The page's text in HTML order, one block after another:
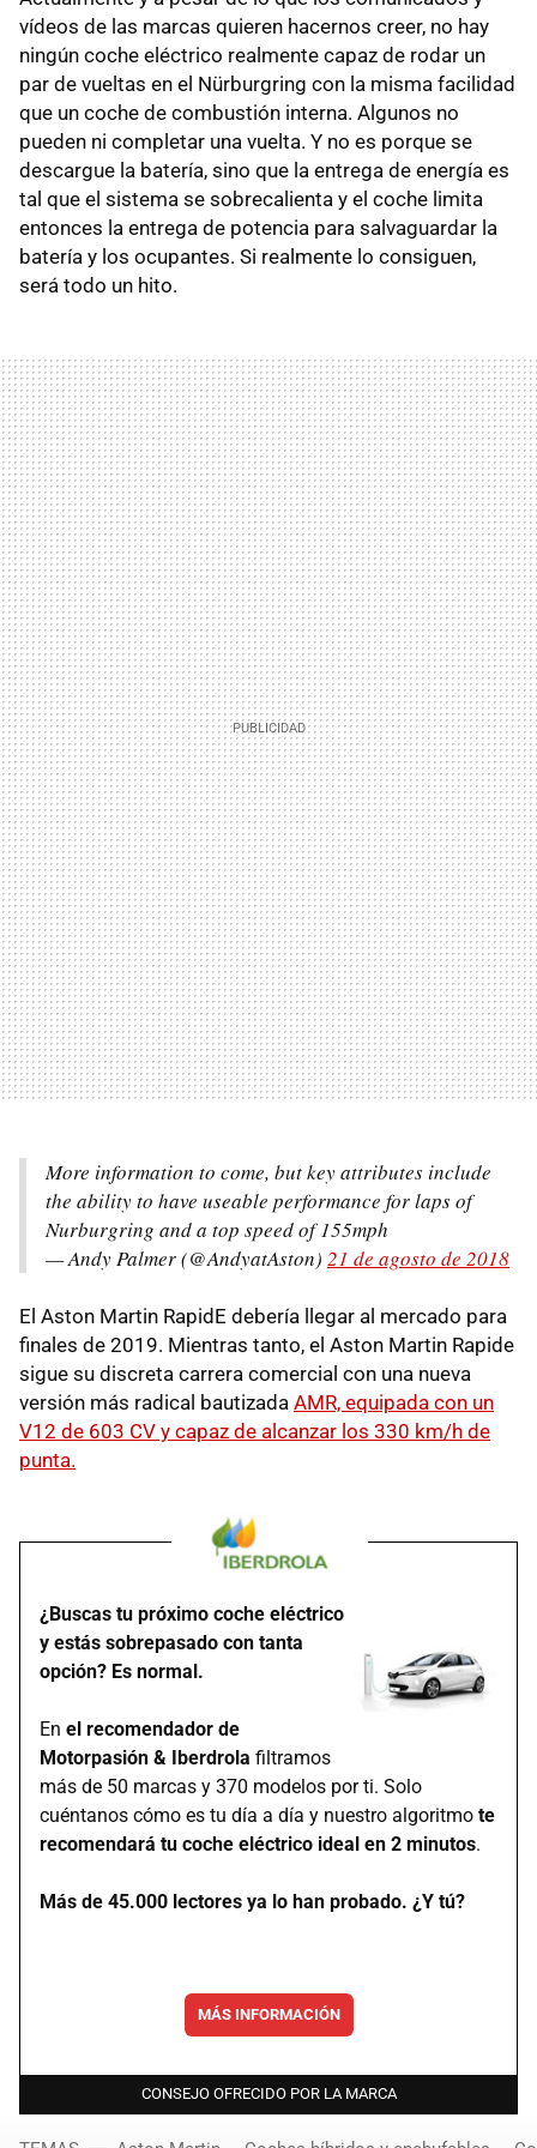
vídeos de las marcas quieren hacernos creer, no hay
ningún coche eléctrico realmente capaz de rodar un
par de vueltas en el Nürburgring con la misma facilidad
que un coche de combustión interna. Algunos no
pueden ni completar una vuelta. Y no es porque se
descargue la batería, sino que la entrega de energía es
tal que el sistema se sobrecalienta y el coche limita
entonces la entrega de potencia para salvaguardar la
batería y los ocupantes. Si realmente lo consiguen,
será todo un hito.
More information to come, but key attributes include
the ability to have useable performance for laps of
Nurburgring and a top speed of 155mph
— Andy Palmer (@AndyatAston) 21 de agosto de 2018
El Aston Martin RapidE debería llegar al mercado para
finales de 2019. Mientras tanto, el Aston Martin Rapide
sigue su discreta carrera comercial con una nueva
versión más radical bautizada AMR, equipada con un
V12 de 603 CV y capaz de alcanzar los 330 km/h de
punta.
¿Buscas tu próximo coche eléctrico
y estás sobrepasado con tanta
opción? Es normal.
En el recomendador de
Motorpasión & Iberdrola filtramos
más de 50 marcas y 370 modelos por ti. Solo
cuéntanos cómo es tu día a día y nuestro algoritmo te
recomendará tu coche eléctrico ideal en 2 minutos.
Más de 45.000 lectores ya lo han probado. ¿Y tú?
MÁS INFORMACIÓN
CONSEJO OFRECIDO POR LA MARCA